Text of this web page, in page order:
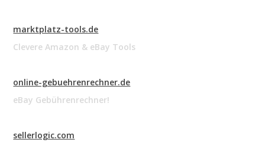
marktplatz-tools.de
Clevere Amazon & eBay Tools
online-gebuehrenrechner.de
eBay Gebührenrechner!
sellerlogic.com